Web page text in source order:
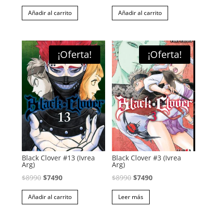
precio
original
$8990.
precio
actual
$7490.
Añadir al carrito
precio
original
$8990.
precio
actual
$7490.
Añadir al carrito
¡Oferta!
Black Clover #13 (Ivrea
Arg)
$8990 El
precio
original
$7490El
precio
actual
Añadir al carrito
¡Oferta!
Black Clover #3 (Ivrea
Arg)
$8990 El
precio
original
$7490El
Leer más